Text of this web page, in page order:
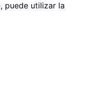
puede utilizar la